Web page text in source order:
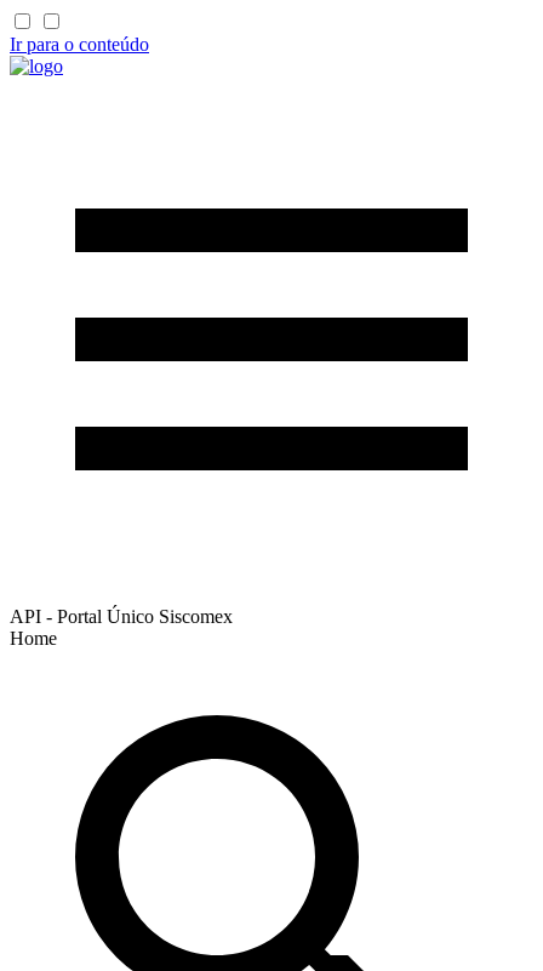
Ir para o conteúdo
API - Portal Único Siscomex
Home